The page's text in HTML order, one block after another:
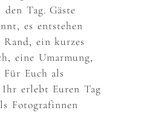
Tag. Gäste
es entstehen
Rand, ein kurzes
eine Umarmung,
Euch als
erlebt Euren Tag
Fotografinnen